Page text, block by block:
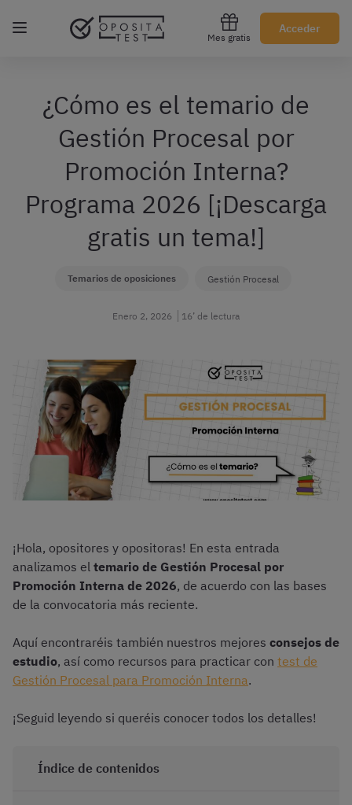
Mes gratis
Acceder
Regístrate gratis
¿Cómo es el temario de
Gestión Procesal por
Promoción Interna?
Programa 2026 [¡Descarga
gratis un tema!]
Temarios de oposiciones Gestión Procesal
Enero 2, 2026 16’ de lectura
¡Hola, opositores y opositoras! En esta entrada
analizamos el temario de Gestión Procesal por
Promoción Interna de 2026, de acuerdo con las bases
de la convocatoria más reciente.
Aquí encontraréis también nuestros mejores consejos de
estudio, así como recursos para practicar con test de
Gestión Procesal para Promoción Interna.
¡Seguid leyendo si queréis conocer todos los detalles!
Índice de contenidos